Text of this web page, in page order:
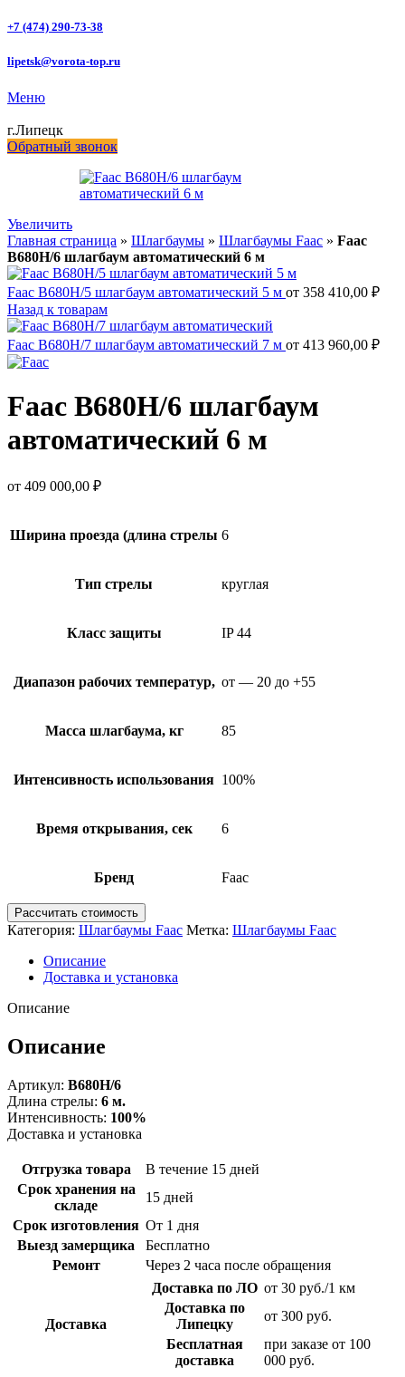
+7 (474) 290-73-38
lipetsk@vorota-top.ru
Меню
г.Липецк
Обратный звонок
Увеличить
Главная страница » Шлагбаумы » Шлагбаумы Faac » Faac
B680H/6 шлагбаум автоматический 6 м
Faac B680H/5 шлагбаум автоматический 5 м от 358 410,00 ₽
Назад к товарам
Faac B680H/7 шлагбаум автоматический 7 м от 413 960,00 ₽
Faac B680H/6 шлагбаум
автоматический 6 м
от 409 000,00 ₽
Ширина проезда (длина стрелы 6
Тип стрелы круглая
Класс защиты IP 44
Диапазон рабочих температур, от — 20 до +55
Масса шлагбаума, кг 85
Интенсивность использования 100%
Время открывания, сек 6
Бренд Faac
Рассчитать стоимость
Категория: Шлагбаумы Faac Метка: Шлагбаумы Faac
Описание
Доставка и установка
Описание
Описание
Артикул: B680H/6
Длина стрелы: 6 м.
Интенсивность: 100%
Доставка и установка
Отгрузка товара
В течение 15 дней
Срок хранения на
складе
15 дней
Срок изготовления От 1 дня
Выезд замерщика
Бесплатно
Ремонт
Через 2 часа после обращения
Доставка
Доставка по ЛО от 30 руб./1 км
Доставка по
Липецку
от 300 руб.
Бесплатная
доставка
при заказе от 100
000 руб.